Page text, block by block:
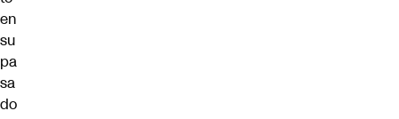
en
su
pa
sa
do